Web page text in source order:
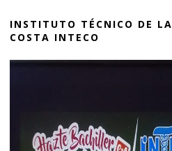
INSTITUTO TÉCNICO DE LA
COSTA INTECO